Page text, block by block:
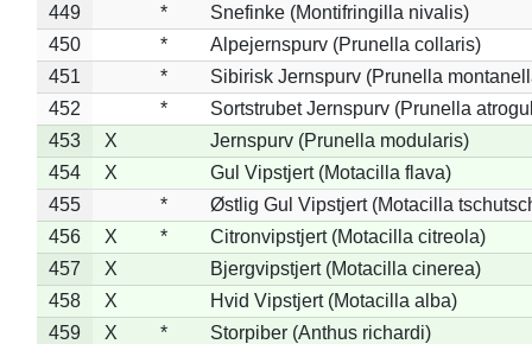
449
*
Snefinke (Montifringilla nivalis)
450
*
Alpejernspurv (Prunella collaris)
451
*
Sibirisk Jernspurv (Prunella
452
*
Sortstrubet Jernspurv (Prunella
453
X
Jernspurv (Prunella modularis)
454
X
Gul Vipstjert (Motacilla flava)
455
*
Østlig Gul Vipstjert (Motacilla
456
X *
Citronvipstjert (Motacilla citreola)
457
X
Bjergvipstjert (Motacilla cinerea)
458
X
Hvid Vipstjert (Motacilla alba)
459
X * Storpiber (Anthus richardi)